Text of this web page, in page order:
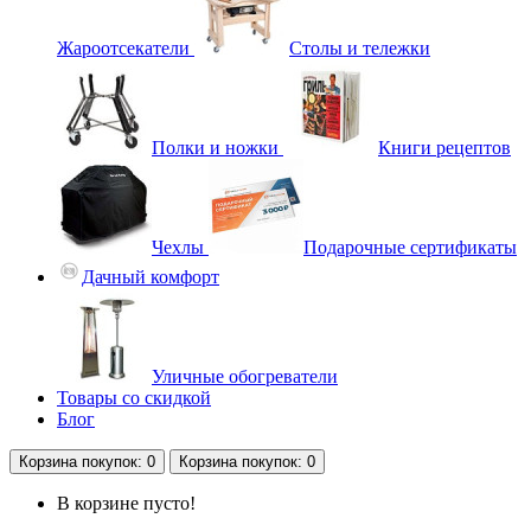
Жароотсекатели Столы и тележки
Полки и ножки Книги рецептов
Чехлы
Подарочные сертификаты
Дачный комфорт
Уличные обогреватели
Товары со скидкой
Блог
Корзина покупок: 0 Корзина покупок: 0
В корзине пусто!